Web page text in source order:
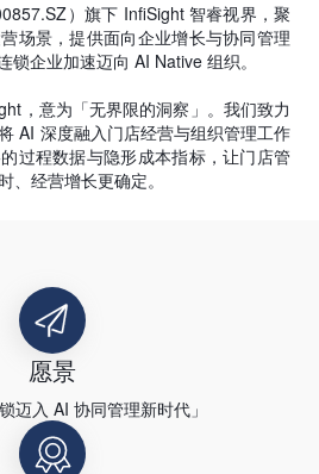
）旗下 InfiSight 智睿视界，聚
场景，提供面向企业增长与协同管理
锁企业加速迈向 AI Native 组织。
，意为「无界限的洞察」。我们致力
AI 深度融入门店经营与组织管理工作
过程数据与隐形成本指标，让门店管
、经营增长更确定。
愿景
迈入 AI 协同管理新时代」